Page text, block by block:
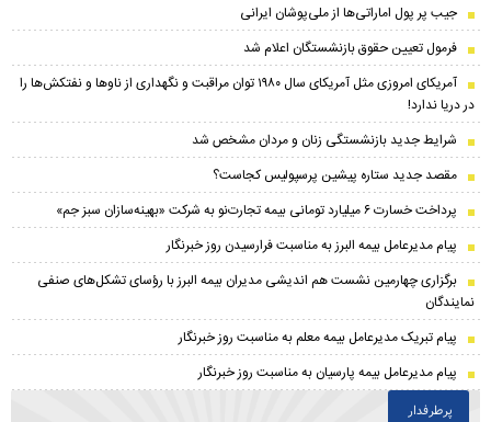
جیب پر پول اماراتی‌ها از ملی‌پوشان ایرانی
فرمول تعیین حقوق بازنشستگان اعلام شد
آمریکای امروزی مثل آمریکای سال ۱۹۸۰ توان مراقبت و نگهداری از ناو‌ها و نفتکش‌ها را
در دریا ندارد!
شرایط جدید بازنشستگی زنان و مردان مشخص شد
مقصد جدید ستاره پیشین پرسپولیس کجاست؟
پرداخت خسارت ۶ میلیارد تومانی بیمه تجارت‌نو به شرکت «بهینه‌سازان سبز جم»
پیام مدیرعامل بیمه البرز به مناسبت فرارسیدن روز خبرنگار
برگزاری چهارمین نشست هم اندیشی مدیران بیمه البرز با رؤسای تشکل‌های صنفی
نمایندگان
پیام تبریک مدیرعامل بیمه معلم به مناسبت روز خبرنگار
پیام مدیرعامل بیمه پارسیان به مناسبت روز خبرنگار
پرطرفدار